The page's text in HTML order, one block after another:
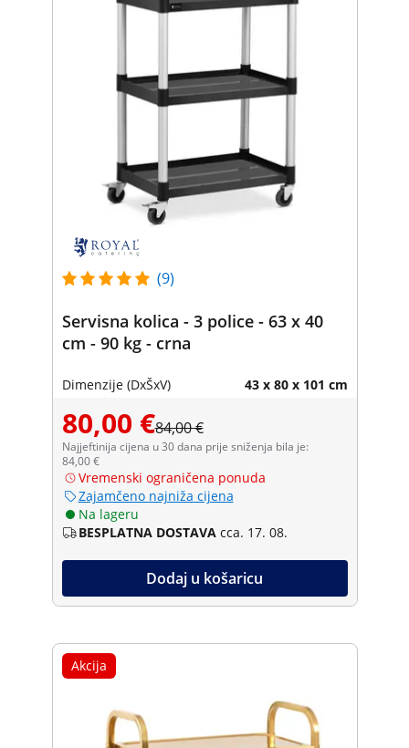
(9)
Servisna kolica - 3 police - 63 x 40
cm - 90 kg - crna
Dimenzije (DxŠxV) 43 x 80 x 101 cm
80,00 €84,00 €
Najjeftinija cijena u 30 dana prije sniženja bila je:
84,00 €
Vremenski ograničena ponuda
Zajamčeno najniža cijena
Na lageru
BESPLATNA DOSTAVA cca. 17. 08.
Dodaj u košaricu
Akcija